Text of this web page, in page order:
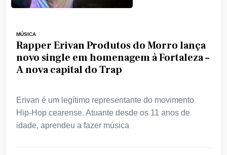
MÚSICA
Rapper Erivan Produtos do Morro lança
novo single em homenagem à Fortaleza –
A nova capital do Trap
Erivan é um legítimo representante do movimento
Hip-Hop cearense. Atuante desde os 11 anos de
idade, aprendeu a fazer música